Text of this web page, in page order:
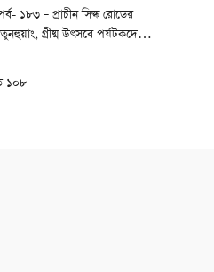
১৮৩ – প্রাচীন সিল্ক রোডের
গ্রীষ্ম উৎসবে পর্যটকদের
১০৮